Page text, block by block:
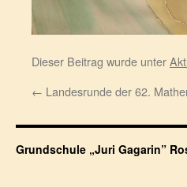
Dieser Beitrag wurde unter
← Landesrunde der 62.
Grundschule „Juri Gagarin”